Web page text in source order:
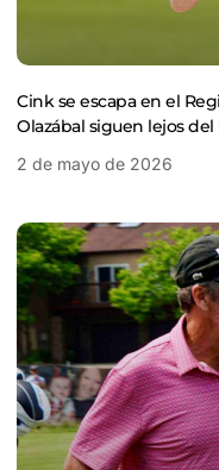
Cink se escapa en el
Olazábal siguen lejos
2 de mayo de 2026